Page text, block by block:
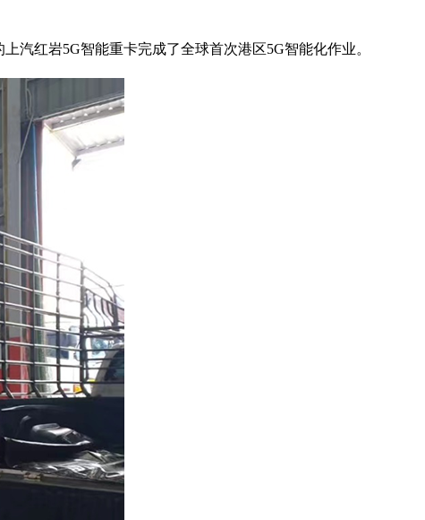
红岩5G智能重卡完成了全球首次港区5G智能化作业。